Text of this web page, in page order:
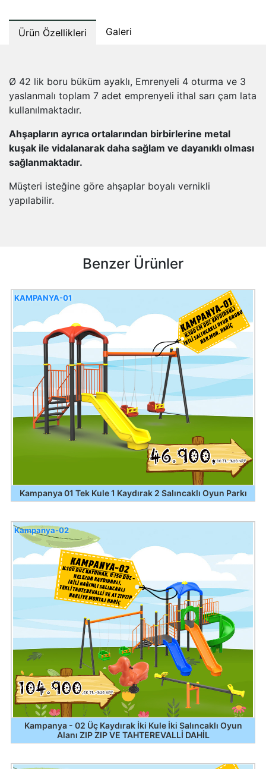
Ürün Özellikleri Galeri
Ø 42 lik boru büküm ayaklı, Emrenyeli 4 oturma ve 3
yaslanmalı toplam 7 adet emprenyeli ithal sarı çam lata
kullanılmaktadır.
Ahşapların ayrıca ortalarından birbirlerine metal
kuşak ile vidalanarak daha sağlam ve dayanıklı olması
sağlanmaktadır.
Müşteri isteğine göre ahşaplar boyalı vernikli
yapılabilir.
Benzer Ürünler
Kampanya 01 Tek Kule 1 Kaydırak 2 Salıncaklı Oyun Parkı
KAMPANYA-01
Kampanya - 02 Üç Kaydırak İki Kule İki Salıncaklı Oyun
Alanı ZIP ZIP VE TAHTEREVALLİ DAHİL
Kampanya-02